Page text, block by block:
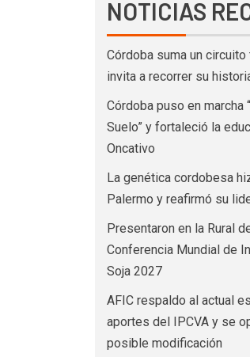
NOTICIAS
Córdoba suma un
invita a recorrer su
Córdoba puso en marcha
Suelo” y fortaleció la
Oncativo
La genética cordobesa
Palermo y reafirmó su
Presentaron en la Rural
Conferencia Mundial de
Soja 2027
AFIC respaldo al actual
aportes del IPCVA y se
posible modificación